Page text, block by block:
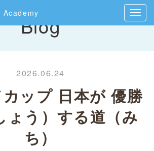
Blog
2026.06.24
ップ 日本が 優勝
ょう）する道（み
ち）